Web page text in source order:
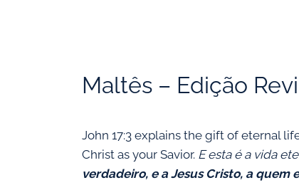
Maltês – Edição
John 17:3 explains the gift of eternal
Christ as your Savior. E esta é a vida
verdadeiro, e a Jesus Cristo, a quem